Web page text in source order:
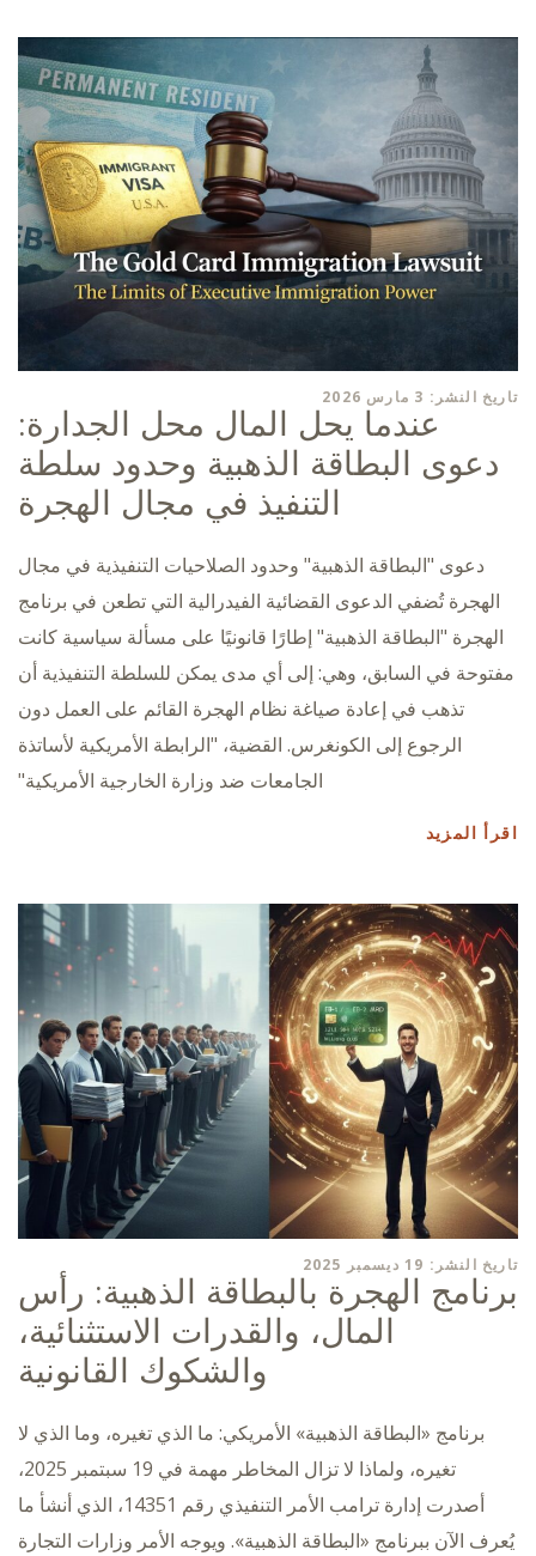
تاريخ النشر: 3 مارس 2026
عندما يحل المال محل الجدارة:
دعوى البطاقة الذهبية وحدود سلطة
التنفيذ في مجال الهجرة
دعوى "البطاقة الذهبية" وحدود الصلاحيات التنفيذية في مجال
الهجرة تُضفي الدعوى القضائية الفيدرالية التي تطعن في برنامج
الهجرة "البطاقة الذهبية" إطارًا قانونيًا على مسألة سياسية كانت
مفتوحة في السابق، وهي: إلى أي مدى يمكن للسلطة التنفيذية أن
تذهب في إعادة صياغة نظام الهجرة القائم على العمل دون
الرجوع إلى الكونغرس. القضية، "الرابطة الأمريكية لأساتذة
الجامعات ضد وزارة الخارجية الأمريكية"
اقرأ المزيد
تاريخ النشر: 19 ديسمبر 2025
برنامج الهجرة بالبطاقة الذهبية: رأس
المال، والقدرات الاستثنائية،
والشكوك القانونية
برنامج «البطاقة الذهبية» الأمريكي: ما الذي تغيره، وما الذي لا
تغيره، ولماذا لا تزال المخاطر مهمة في 19 سبتمبر 2025،
أصدرت إدارة ترامب الأمر التنفيذي رقم 14351، الذي أنشأ ما
يُعرف الآن ببرنامج «البطاقة الذهبية». ويوجه الأمر وزارات التجارة